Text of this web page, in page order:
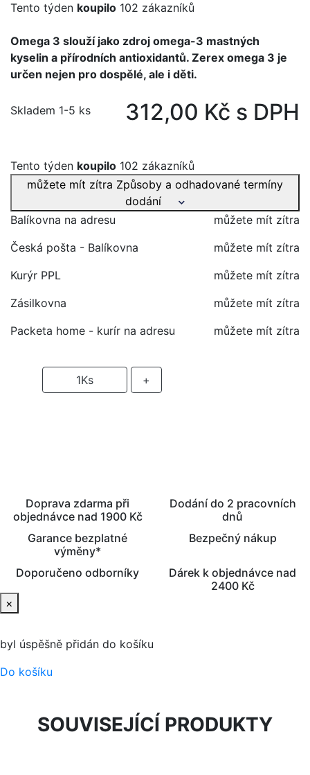
Tento týden koupilo 102 zákazníků
Omega 3 slouží jako zdroj omega-3 mastných
kyselin a přírodních antioxidantů. Zerex omega 3 je
určen nejen pro dospělé, ale i děti.
Skladem 1-5 ks 312,00 Kč s DPH
Tento týden koupilo 102 zákazníků
můžete mít zítra Způsoby a odhadované termíny
dodání
Balíkovna na adresu
můžete mít zítra
Česká pošta - Balíkovna
můžete mít zítra
Kurýr PPL
můžete mít zítra
Zásilkovna
můžete mít zítra
Packeta home - kurír na adresu
můžete mít zítra
1Ks +
Doprava zdarma při
objednávce nad 1900 Kč
Dodání do 2 pracovních
dnů
Garance bezplatné
výměny*
Bezpečný nákup
Doporučeno odborníky
Dárek k objednávce nad
2400 Kč
×
byl úspěšně přidán do košíku
Do košíku
SOUVISEJÍCÍ PRODUKTY